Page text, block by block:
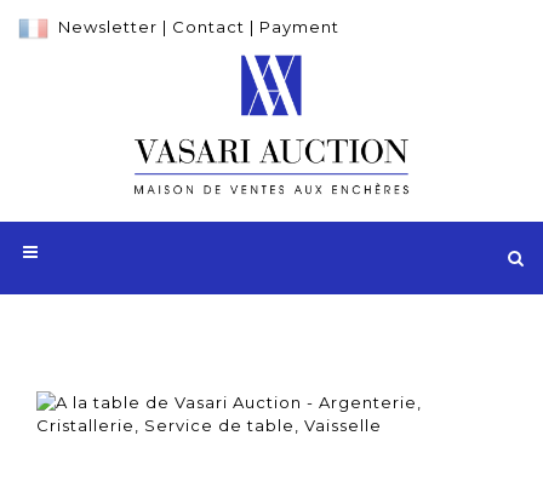
Newsletter | Contact | Payment